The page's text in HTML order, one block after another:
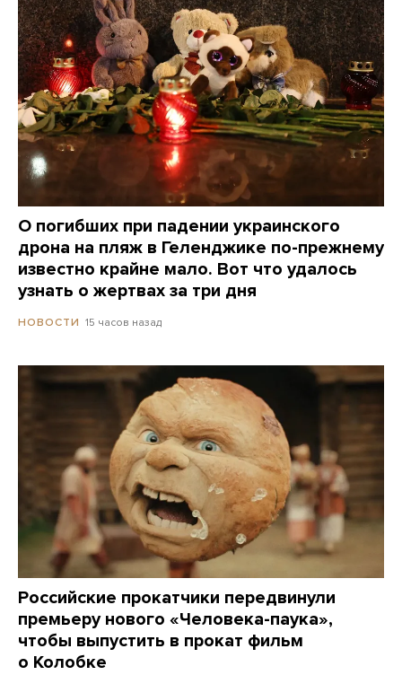
О погибших при падении украинского
дрона на пляж в Геленджике по-прежнему
известно крайне мало. Вот что удалось
узнать о жертвах за три дня
НОВОСТИ 15 часов назад
Российские прокатчики передвинули
премьеру нового «Человека-паука»,
чтобы выпустить в прокат фильм
о Колобке